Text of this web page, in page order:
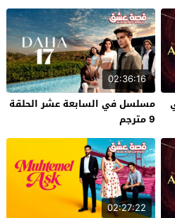
02:36:16
مسلسل في السابعة عشر الحلقة
9 مترجم
02:27:22